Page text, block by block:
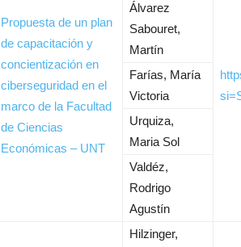
Propuesta de un plan
de capacitación y
concientización en
ciberseguridad en el
marco de la Facultad
de Ciencias
Económicas – UNT
Álvarez
Sabouret,
Martín
Farías, María
Victoria
Urquiza,
Maria Sol
Valdéz,
Rodrigo
Agustín
Hilzinger,